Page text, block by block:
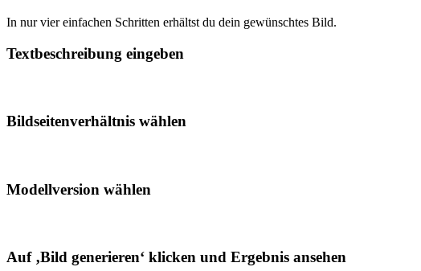
In nur vier einfachen Schritten erhältst du dein gewünschtes Bild.
Textbeschreibung eingeben
Bildseitenverhältnis wählen
Modellversion wählen
Auf ‚Bild generieren‘ klicken und Ergebnis ansehen